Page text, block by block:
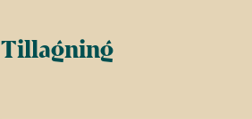
Tillagning